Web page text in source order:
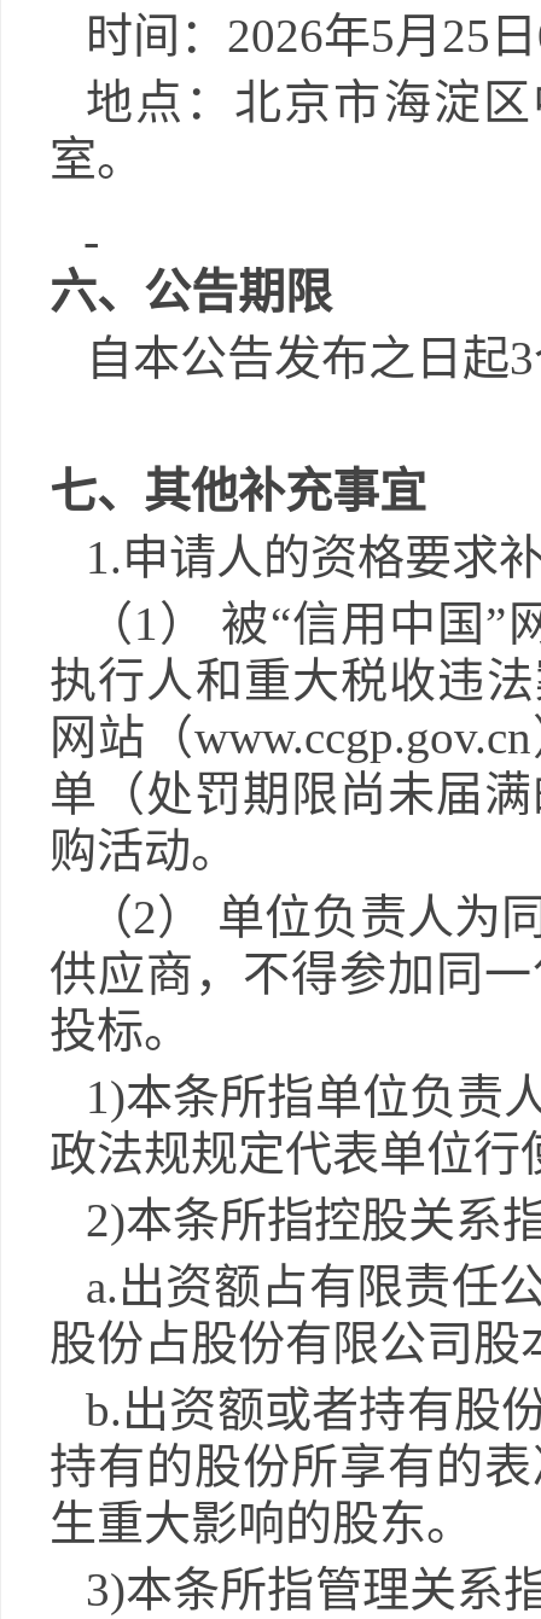
时间： 2026年5月 25 日
地点： 北京市海淀
室。
六、公告期限
自本公告发布之日起3
七、其他补充事宜
1.申请人的资格要求
（1）
被“信用中国”
执行人和重大税收违
网站（
单（处罚期限尚未届
购活动。
（2）
单位负责人为
供应商，不得参加同
投标。
1)本条所指单位负责
政法规规定代表单位
2)本条所指控股关系
a.出资额占有限责任
股份占股份有限公司
b.出资额或者持有股
持有的股份所享有的
生重大影响的股东。
3)本条所指管理关系